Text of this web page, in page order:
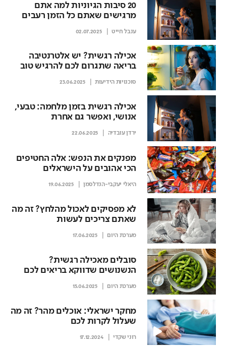
20 סיבות הגיוניות למה אתם
מרגישים שאתם כל הזמן רעבים
ענבל חייט 02.07.2025
אכילה רגשית? יש אלטרנטיבה
בריאה שתגרום לכם להרגיש טוב
סוכנויות הידיעות 23.06.2025
אכילה רגשית בזמן מלחמה: טבעי,
אנושי, ואפשר גם אחרת
ירדן עובדיה 22.06.2025
מפנקים את הנפש: אלה החטיפים
הכי אהובים על הישראלים
היאלי יעקבי-הנדלסמן 19.06.2025
לא מפסיקים לאכול מהלחץ? זה מה
שאתם צריכים לעשות
מערכת היום 17.06.2025
סובלים מאכילה רגשית?
הנשנושים שדווקא בריאים לכם
מערכת היום 15.06.2025
מחקר ישראלי: אוכלים מהר? זה מה
שעלול לקרות לכם
רוני שקדי 17.12.2024